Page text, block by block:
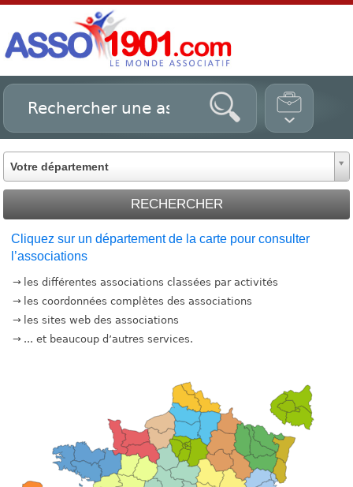
Votre département
RECHERCHER
Cliquez sur un département de la carte pour consulter
l’associations
les différentes associations classées par activités
les coordonnées complètes des associations
les sites web des associations
... et beaucoup d’autres services.